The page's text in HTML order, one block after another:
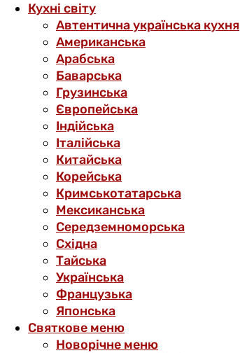
Кухні світу
Автентична українська кухня
Американська
Арабська
Баварська
Грузинська
Європейська
Індійська
Італійська
Китайська
Корейська
Кримськотатарська
Мексиканська
Середземноморська
Східна
Тайська
Українська
Французька
Японська
Святкове меню
Новорічне меню